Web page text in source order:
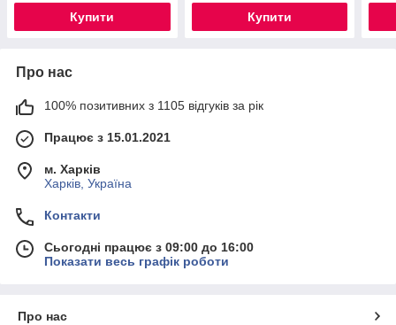
Купити Купити
Про нас
100% позитивних з 1105 відгуків за рік
Працює з 15.01.2021
м. Харків
Харків, Україна
Контакти
Сьогодні працює з 09:00 до 16:00
Показати весь графік роботи
Про нас